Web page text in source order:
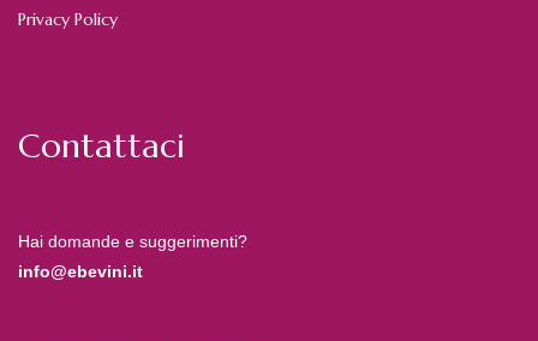
Privacy Policy
Contattaci
Hai domande e suggerimenti?
info@ebevini.it